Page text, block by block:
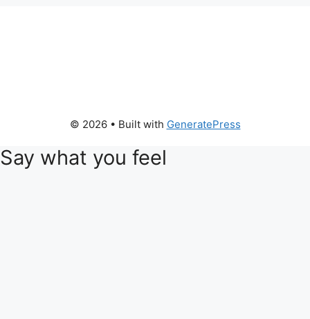
© 2026 • Built with GeneratePress
Say what you feel